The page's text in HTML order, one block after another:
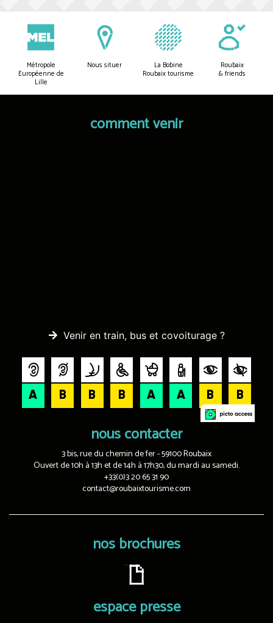
Métropole
Européenne de
Lille
Nous situer La Bobine
Roubaix tourisme
Roubaix
& friends
comment venir
Venir en train, bus et covoiturage ?
nous contacter
3 bis, rue du chemin de fer - 59100 Roubaix
Ouvert de 10h à 13h et de 14h à 17h30, du mardi au samedi.
+33(0)3 20 65 31 90
contact@roubaixtourisme.com
nos brochures
espace presse